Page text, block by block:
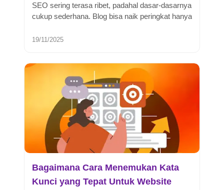
SEO sering terasa ribet, padahal dasar-dasarnya
cukup sederhana. Blog bisa naik peringkat hanya
19/11/2025
Bagaimana Cara Menemukan Kata
Kunci yang Tepat Untuk Website